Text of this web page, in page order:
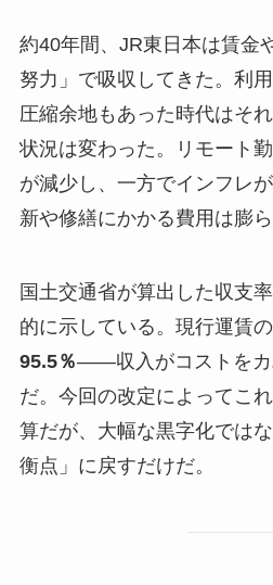
約40年間、JR東日本は賃金
努力」で吸収してきた。利
圧縮余地もあった時代はそ
状況は変わった。リモート
が減少し、一方でインフレ
新や修繕にかかる費用は膨ら
国土交通省が算出した収支
的に示している。現行運賃
95.5％——収入がコストをカ
だ。今回の改定によってこ
算だが、大幅な黒字化では
衡点」に戻すだけだ。